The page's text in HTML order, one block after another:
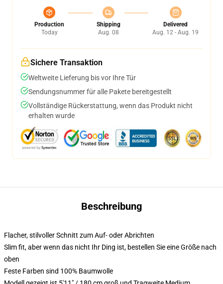
Production
Today
Shipping
Aug. 08
Delivered
Aug. 12 - Aug. 19
Sichere Transaktion
Weltweite Lieferung bis vor Ihre Tür
Sendungsnummer für alle Pakete bereitgestellt
Vollständige Rückerstattung, wenn das Produkt nicht
erhalten wurde
Beschreibung
Flacher, stilvoller Schnitt zum Auf- oder Abrichten
Slim fit, aber wenn das nicht Ihr Ding ist, bestellen Sie eine Größe nach
oben
Feste Farben sind 100% Baumwolle